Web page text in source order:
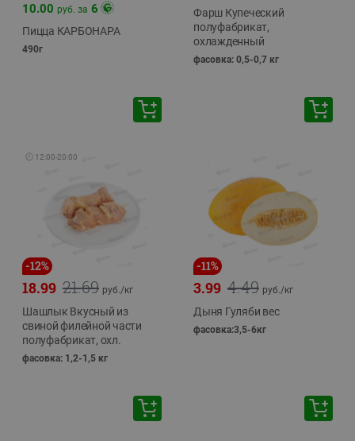
10.00 руб. за 6
Пицца КАРБОНАРА
490г
Фарш Купеческий
полуфабрикат,
охлажденный
фасовка: 0,5-0,7 кг
🕘 12:00-20:00
-12%
21.69
18.99 руб./кг
Шашлык Вкусный из
свиной филейной части
полуфабрикат, охл.
фасовка: 1,2-1,5 кг
-11%
4.49
3.99 руб./кг
Дыня Гуляби вес
фасовка:3,5-6кг